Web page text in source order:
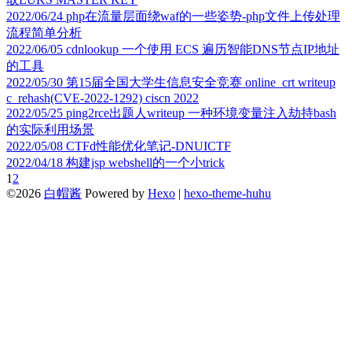
2022/06/24 php在流量层面绕waf的一些姿势-php文件上传处理
流程简单分析
2022/06/05 cdnlookup 一个使用 ECS 遍历智能DNS节点IP地址
的工具
2022/05/30 第15届全国大学生信息安全竞赛 online_crt writeup
c_rehash(CVE-2022-1292) ciscn 2022
2022/05/25 ping2rce出题人writeup 一种环境变量注入劫持bash
的实际利用场景
2022/05/08 CTFd性能优化笔记-DNUICTF
2022/04/18 构建jsp webshell的一个小trick
1 2
©2026 白帽酱 Powered by Hexo | hexo-theme-huhu